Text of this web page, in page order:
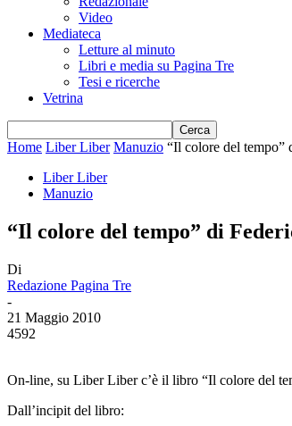
Video
Mediateca
Letture al minuto
Libri e media su Pagina Tre
Tesi e ricerche
Vetrina
Home Liber Liber Manuzio “Il colore del tempo”
Liber Liber
Manuzio
“Il colore del tempo” di
Di
Redazione Pagina Tre
-
21 Maggio 2010
4592
On-line, su Liber Liber c’è il libro “Il colore del
Dall’incipit del libro: